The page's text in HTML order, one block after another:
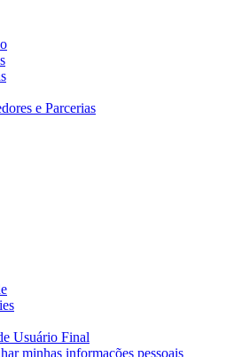
e Parcerias
Usuário Final
minhas informações pessoais